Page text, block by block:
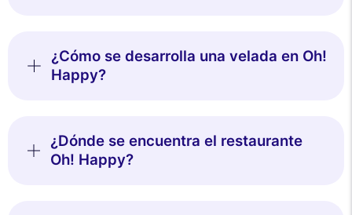
¿Cómo se desarrolla una velada en Oh!
Happy?
¿Dónde se encuentra el restaurante
Oh! Happy?